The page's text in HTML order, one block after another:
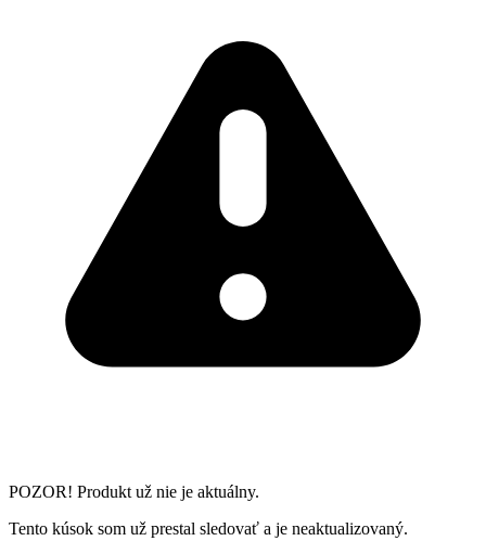
POZOR! Produkt už nie je aktuálny.
Tento kúsok som už prestal sledovať a je neaktualizovaný.